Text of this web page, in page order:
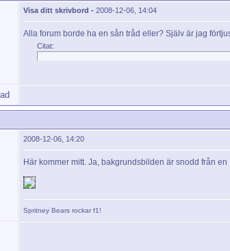
Visa ditt skrivbord - 2008-12-06, 14:04
Alla forum borde ha en sån tråd eller? Själv är jag
Citat:
2008-12-06, 14:20
Här kommer mitt. Ja, bakgrundsbilden är snodd från en
Spritney Bears rockar f1!